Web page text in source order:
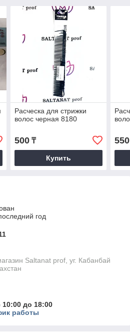
Расческа для стрижки
волос черная 8180
500₸
Купить
550
год
Saltanat prof, уг. Кабанбай
10:00 до 18:00
работы